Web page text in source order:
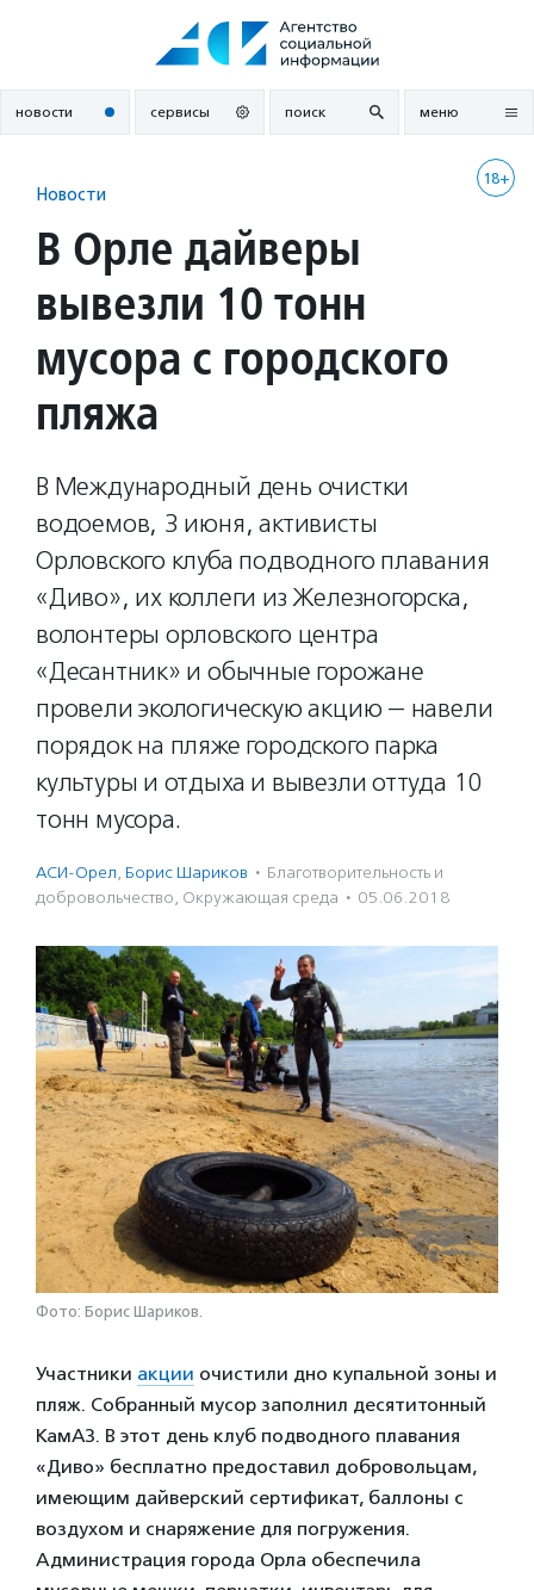
новости сервисы поиск меню
18+
Новости
В Орле дайверы
вывезли 10 тонн
мусора с городского
пляжа
В Международный день очистки
водоемов, 3 июня, активисты
Орловского клуба подводного плавания
«Диво», их коллеги из Железногорска,
волонтеры орловского центра
«Десантник» и обычные горожане
провели экологическую акцию — навели
порядок на пляже городского парка
культуры и отдыха и вывезли оттуда 10
тонн мусора.
АСИ-Орел, Борис Шариков · Благотвори­тель­ность и
доброволь­чест­во, Окружающая среда · 05.06.2018
Фото: Борис Шариков.
Участники акции очистили дно купальной зоны и
пляж. Собранный мусор заполнил десятитонный
КамАЗ. В этот день клуб подводного плавания
«Диво» бесплатно предоставил добровольцам,
имеющим дайверский сертификат, баллоны с
воздухом и снаряжение для погружения.
Администрация города Орла обеспечила